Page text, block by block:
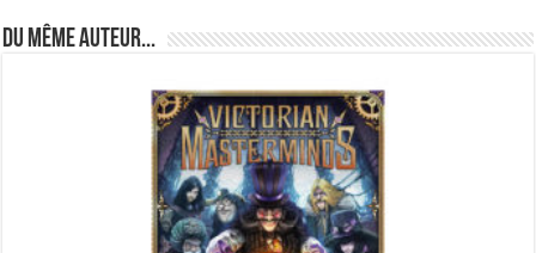
Du même auteur...